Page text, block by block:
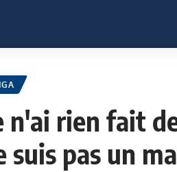
n'ai rien fait
suis pas un